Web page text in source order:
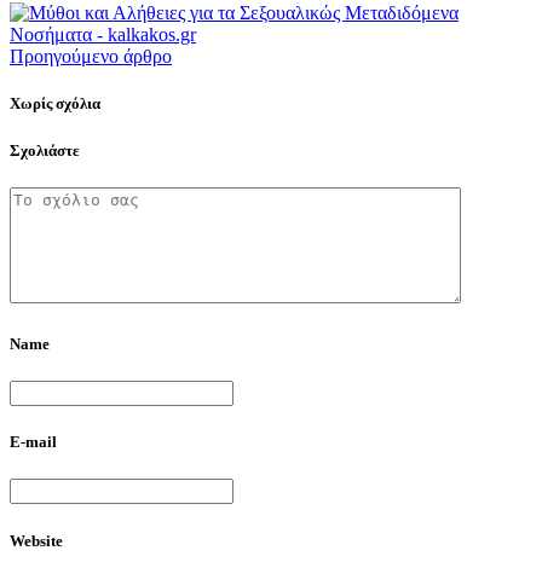
Προηγούμενο άρθρο
Χωρίς σχόλια
Σχολιάστε
Name
E-mail
Website